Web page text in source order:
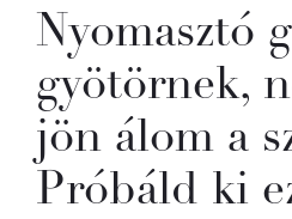
Nyomasztó
gyötörnek,
jön álom a
Próbáld ki